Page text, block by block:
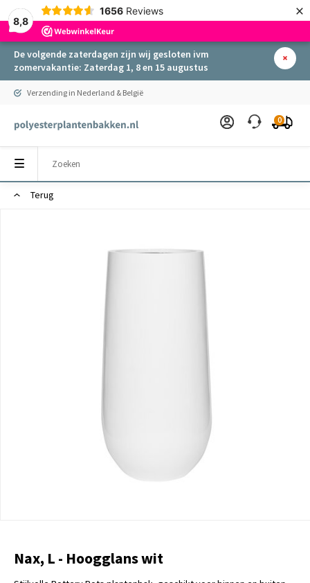
8,8
1656 Reviews ×
De volgende zaterdagen zijn wij gesloten ivm
zomervakantie: Zaterdag 1, 8 en 15 augustus
Verzending in Nederland & België
0
Terug
Nax, L - Hoogglans wit